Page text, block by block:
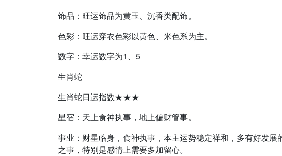
饰品：旺运饰品为黄玉、沉香类配饰。
色彩：旺运穿衣色彩以黄色、米色系为主。
数字：幸运数字为1、5
生肖蛇
生肖蛇日运指数★★★
星宿：天上食神执事，地上偏财管事。
事业：财星临身，食神执事，本主运势稳定祥和，多有好发
之事，特别是感情上需要多加留心。